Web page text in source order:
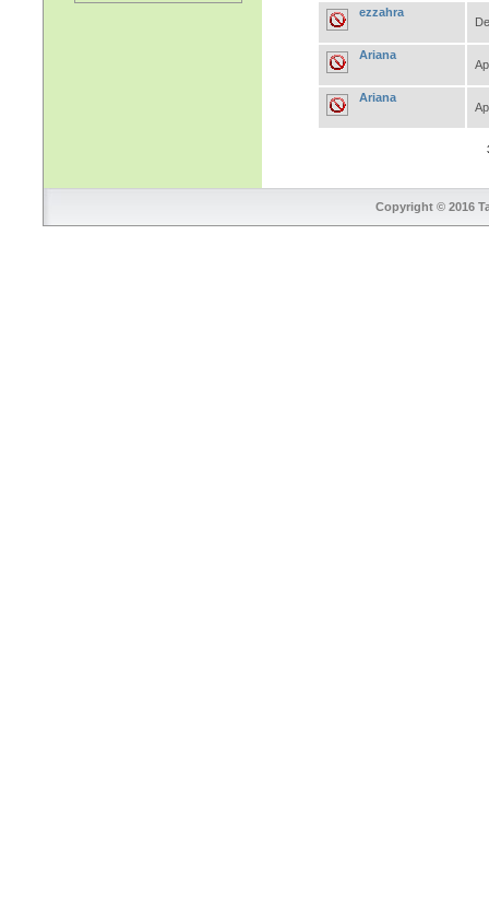
ezzahra
Ariana
Ariana
Copyright © 2016